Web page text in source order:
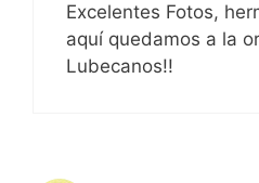
Excelentes Fotos,
aquí quedamos a la
Lubecanos!!